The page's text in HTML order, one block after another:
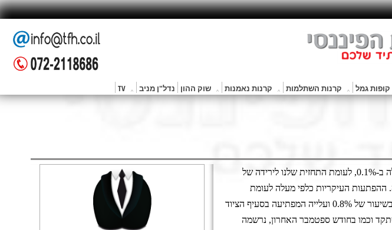
קופות גמל קרנות השתלמות קרנות נאמנות שוק ההון נדל"ן מניב TV
מדד חודש אוקטובר 2015 מדד חודש אוקטובר עלה ב-0.1%, לעומת התחזית שלנו לירידה של
זה. ההפתעות העיקריות כלפי מעלה לעומת
התחזית שלנו כללו את העלייה החדה במחירי המזון בשיעור של 0.8% ועלייה המפתיעה בסעיף הציוד
אשתקד וכמו בחודש ספטמבר האחרון, נרשמה